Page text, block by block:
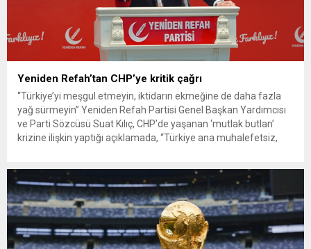
Yeniden Refah’tan CHP’ye kritik çağrı
“Türkiye’yi meşgul etmeyin, iktidarın ekmeğine de daha fazla
yağ sürmeyin” Yeniden Refah Partisi Genel Başkan Yardımcısı
ve Parti Sözcüsü Suat Kılıç, CHP’de yaşanan ‘mutlak butlan’
krizine ilişkin yaptığı açıklamada, “Türkiye ana muhalefetsiz,
olun. Türkiye’yi...